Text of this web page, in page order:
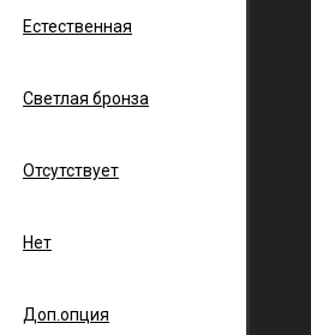
Естественная
Светлая бронза
Отсутствует
Нет
Доп.опция